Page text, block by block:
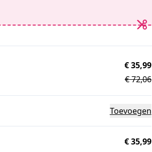
€ 35,99
€ 72,06
Toevoegen
€ 35,99